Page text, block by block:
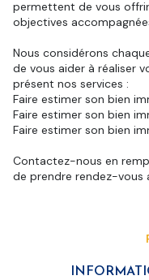
permettent de vous
objectives
Nous considérons
de vous aider à réaliser
présent nos services :
Faire estimer son bien
Faire estimer son bien
Faire estimer son bien
Contactez-nous en
de prendre rendez-vous